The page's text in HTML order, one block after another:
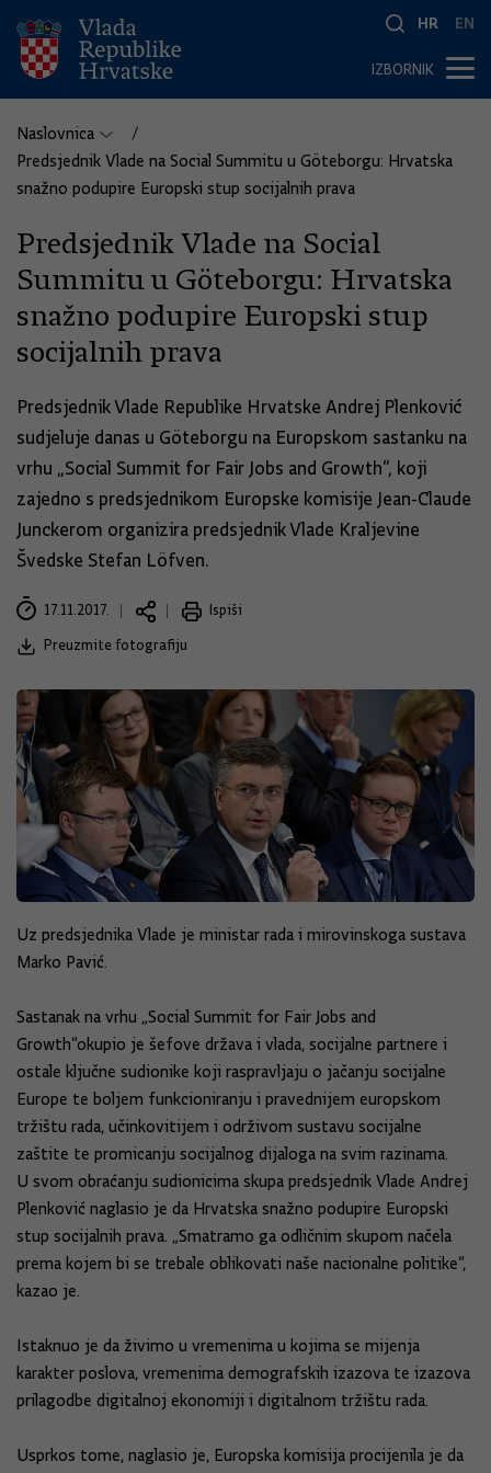
HR EN
IZBORNIK
Naslovnica
Predsjednik Vlade na Social Summitu u Göteborgu: Hrvatska
snažno podupire Europski stup socijalnih prava
Predsjednik Vlade na Social
Summitu u Göteborgu: Hrvatska
snažno podupire Europski stup
socijalnih prava
Predsjednik Vlade Republike Hrvatske Andrej Plenković
sudjeluje danas u Göteborgu na Europskom sastanku na
vrhu „Social Summit for Fair Jobs and Growth“, koji
zajedno s predsjednikom Europske komisije Jean-Claude
Junckerom organizira predsjednik Vlade Kraljevine
Švedske Stefan Löfven.
17.11.2017.
Ispiši
Preuzmite fotografiju
Uz predsjednika Vlade je ministar rada i mirovinskoga sustava
Marko Pavić.
Sastanak na vrhu „Social Summit for Fair Jobs and
Growth“okupio je šefove država i vlada, socijalne partnere i
ostale ključne sudionike koji raspravljaju o jačanju socijalne
Europe te boljem funkcioniranju i pravednijem europskom
tržištu rada, učinkovitijem i održivom sustavu socijalne
zaštite te promicanju socijalnog dijaloga na svim razinama.
U svom obraćanju sudionicima skupa predsjednik Vlade Andrej
Plenković naglasio je da Hrvatska snažno podupire Europski
stup socijalnih prava. „Smatramo ga odličnim skupom načela
prema kojem bi se trebale oblikovati naše nacionalne politike“,
kazao je.
Istaknuo je da živimo u vremenima u kojima se mijenja
karakter poslova, vremenima demografskih izazova te izazova
prilagodbe digitalnoj ekonomiji i digitalnom tržištu rada.
Usprkos tome, naglasio je, Europska komisija procijenila je da